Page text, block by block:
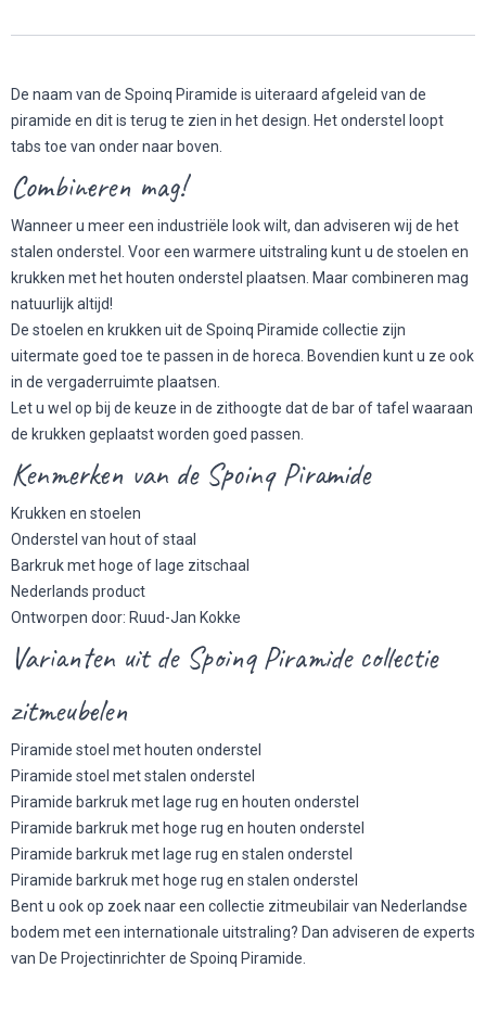
De naam van de Spoinq Piramide is uiteraard afgeleid van de
piramide en dit is terug te zien in het design. Het onderstel loopt
tabs toe van onder naar boven.
Combineren mag!
Wanneer u meer een industriële look wilt, dan adviseren wij de het
stalen onderstel. Voor een warmere uitstraling kunt u de stoelen en
krukken met het houten onderstel plaatsen. Maar combineren mag
natuurlijk altijd!
De stoelen en krukken uit de Spoinq Piramide collectie zijn
uitermate goed toe te passen in de horeca. Bovendien kunt u ze ook
in de vergaderruimte plaatsen.
Let u wel op bij de keuze in de zithoogte dat de bar of tafel waaraan
de krukken geplaatst worden goed passen.
Kenmerken van de Spoinq Piramide
Krukken en stoelen
Onderstel van hout of staal
Barkruk met hoge of lage zitschaal
Nederlands product
Ontworpen door: Ruud-Jan Kokke
Varianten uit de Spoinq Piramide collectie
zitmeubelen
Piramide stoel met houten onderstel
Piramide stoel met stalen onderstel
Piramide barkruk met lage rug en houten onderstel
Piramide barkruk met hoge rug en houten onderstel
Piramide barkruk met lage rug en stalen onderstel
Piramide barkruk met hoge rug en stalen onderstel
Bent u ook op zoek naar een collectie zitmeubilair van Nederlandse
bodem met een internationale uitstraling? Dan adviseren de experts
van De Projectinrichter de Spoinq Piramide.